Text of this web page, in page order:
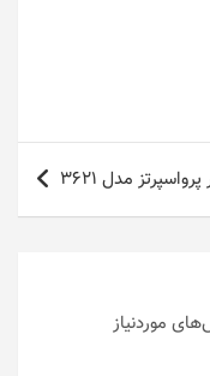
مدل 3621
موردنیاز